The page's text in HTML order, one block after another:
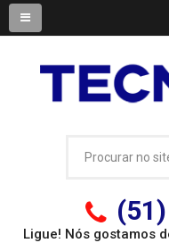
Ligue! Nós gostamos